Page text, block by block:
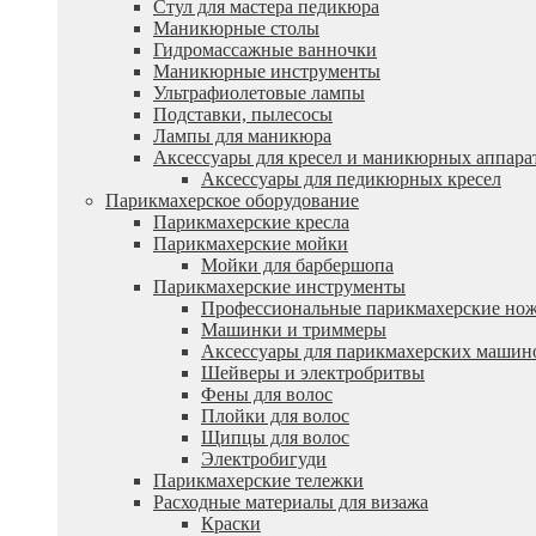
Стул для мастера педикюра
Маникюрные столы
Гидромассажные ванночки
Маникюрные инструменты
Ультрафиолетовые лампы
Подставки, пылесосы
Лампы для маникюра
Аксессуары для кресел и маникюрных
Аксессуары для педикюрных кресел
Парикмахерское оборудование
Парикмахерские кресла
Парикмахерские мойки
Мойки для барбершопа
Парикмахерские инструменты
Профессиональные парикмахерские
Машинки и триммеры
Аксессуары для парикмахерских
Шейверы и электробритвы
Фены для волос
Плойки для волос
Щипцы для волос
Электробигуди
Парикмахерские тележки
Расходные материалы для визажа
Краски